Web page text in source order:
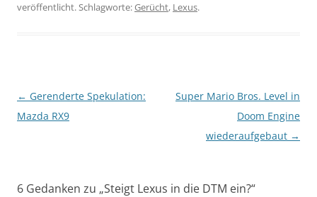
veröffentlicht. Schlagworte:Gerücht, Lexus.
Beitragsnavigation
← Gerenderte Spekulation:
Mazda RX9
Super Mario Bros. Level in
Doom Engine
wiederaufgebaut →
6 Gedanken zu „Steigt Lexus in die DTM ein?“